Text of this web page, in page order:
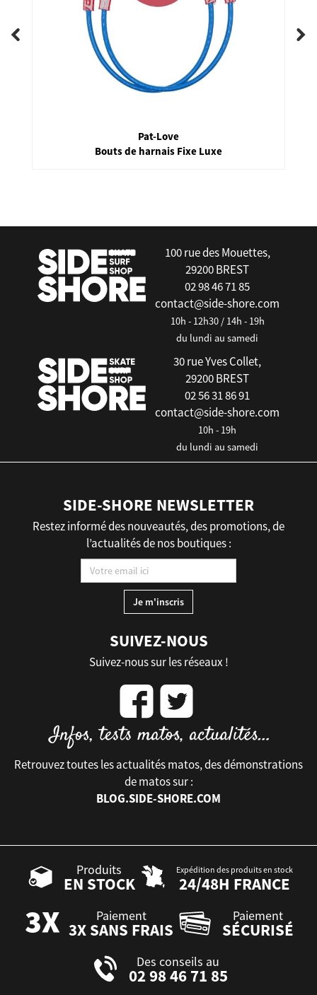
Pat-Love
Bouts de harnais Fixe Luxe
100 rue des Mouettes,
29200 BREST
02 98 46 71 85
contact@side-shore.com
10h - 12h30 / 14h - 19h
du lundi au samedi
30 rue Yves Collet,
29200 BREST
02 56 31 86 91
contact@side-shore.com
10h - 19h
du lundi au samedi
SIDE-SHORE NEWSLETTER
Restez informé des nouveautés, des promotions, de
l’actualités de nos boutiques :
SUIVEZ-NOUS
Suivez-nous sur les réseaux !
Retrouvez toutes les actualités matos, des démonstrations
de matos sur :
BLOG.SIDE-SHORE.COM
Produits
EN STOCK
Expédition des produits en stock
24/48H FRANCE
Paiement
3X SANS FRAIS
Paiement
SÉCURISÉ
Des conseils au
02 98 46 71 85